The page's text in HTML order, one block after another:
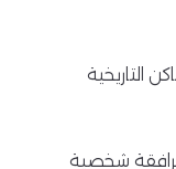
التاريخية
شخصية